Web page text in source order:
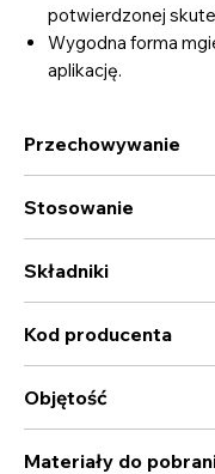
potwierdzonej
Wygodna forma
aplikację.
Przechowywanie
Stosowanie
Stosować bezpośrednio
wilgotne włosy. Nie
Składniki
Hairy Root Culture
Aurantifolia Fruit
Aspartate, Zinc
Gluconate, Panthenol,
Glycerin, Sodium
Kod producenta
Objętość
Materiały do